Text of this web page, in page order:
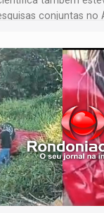
conjuntas no